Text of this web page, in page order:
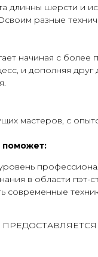
длинны шерсти и
разные
начиная с более
и дополняя
мастеров, с
поможет:
в области пэт-
современные